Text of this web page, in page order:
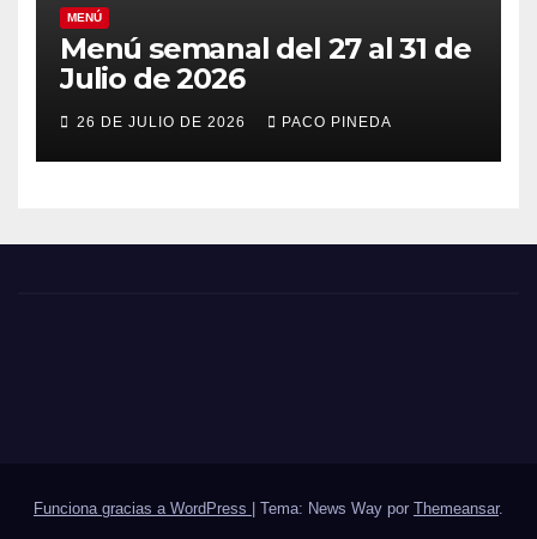
MENÚ
Menú semanal del 27 al 31 de
Julio de 2026
26 DE JULIO DE 2026 PACO PINEDA
Funciona gracias a WordPress Tema: News Way por Themeansar.